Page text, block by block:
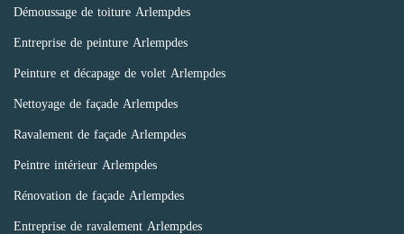
Démoussage de toiture Arlempdes
Entreprise de peinture Arlempdes
Peinture et décapage de volet Arlempdes
Nettoyage de façade Arlempdes
Ravalement de façade Arlempdes
Peintre intérieur Arlempdes
Rénovation de façade Arlempdes
Entreprise de ravalement Arlempdes